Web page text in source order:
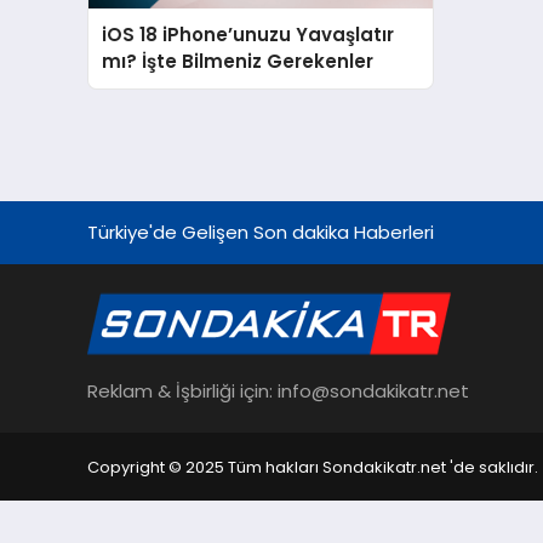
iOS 18 iPhone’unuzu Yavaşlatır
mı? İşte Bilmeniz Gerekenler
Türkiye'de Gelişen Son dakika Haberleri
Reklam & İşbirliği için: info@sondakikatr.net
Copyright © 2025 Tüm hakları Sondakikatr.net 'de saklıdır.